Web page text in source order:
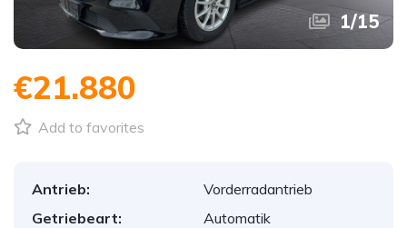
1/15
€21.880
Add to favorites
Antrieb:
Vorderradantrieb
Getriebeart:
Automatik